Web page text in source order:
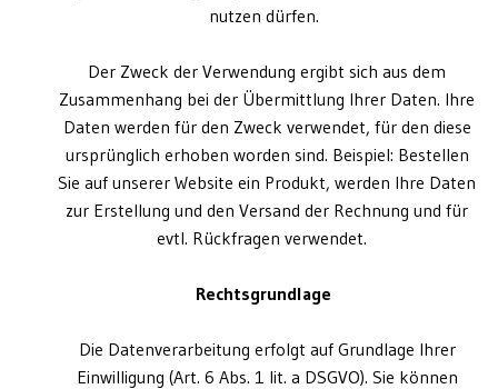
nutzen dürfen.
Der Zweck der Verwendung ergibt sich aus dem
Zusammenhang bei der Übermittlung Ihrer Daten. Ihre
Daten werden für den Zweck verwendet, für den diese
ursprünglich erhoben worden sind. Beispiel: Bestellen
Sie auf unserer Website ein Produkt, werden Ihre Daten
zur Erstellung und den Versand der Rechnung und für
evtl. Rückfragen verwendet.
Rechtsgrundlage
Die Datenverarbeitung erfolgt auf Grundlage Ihrer
Einwilligung (Art. 6 Abs. 1 lit. a DSGVO). Sie können